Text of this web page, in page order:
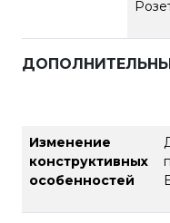
Изменение
конструктивных
особенностей